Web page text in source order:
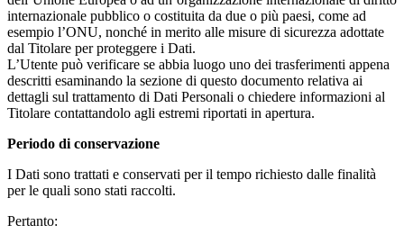
internazionale pubblico o costituita da due o più paesi, come ad
esempio l’ONU, nonché in merito alle misure di sicurezza adottate
dal Titolare per proteggere i Dati.
L’Utente può verificare se abbia luogo uno dei trasferimenti appena
descritti esaminando la sezione di questo documento relativa ai
dettagli sul trattamento di Dati Personali o chiedere informazioni al
Titolare contattandolo agli estremi riportati in apertura.
Periodo di conservazione
I Dati sono trattati e conservati per il tempo richiesto dalle finalità
per le quali sono stati raccolti.
Pertanto: